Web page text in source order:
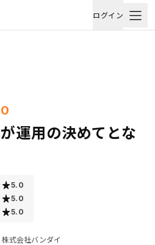
ログイン
運用の決めてとな
5.0
5.0
5.0
株式会社バンダイ